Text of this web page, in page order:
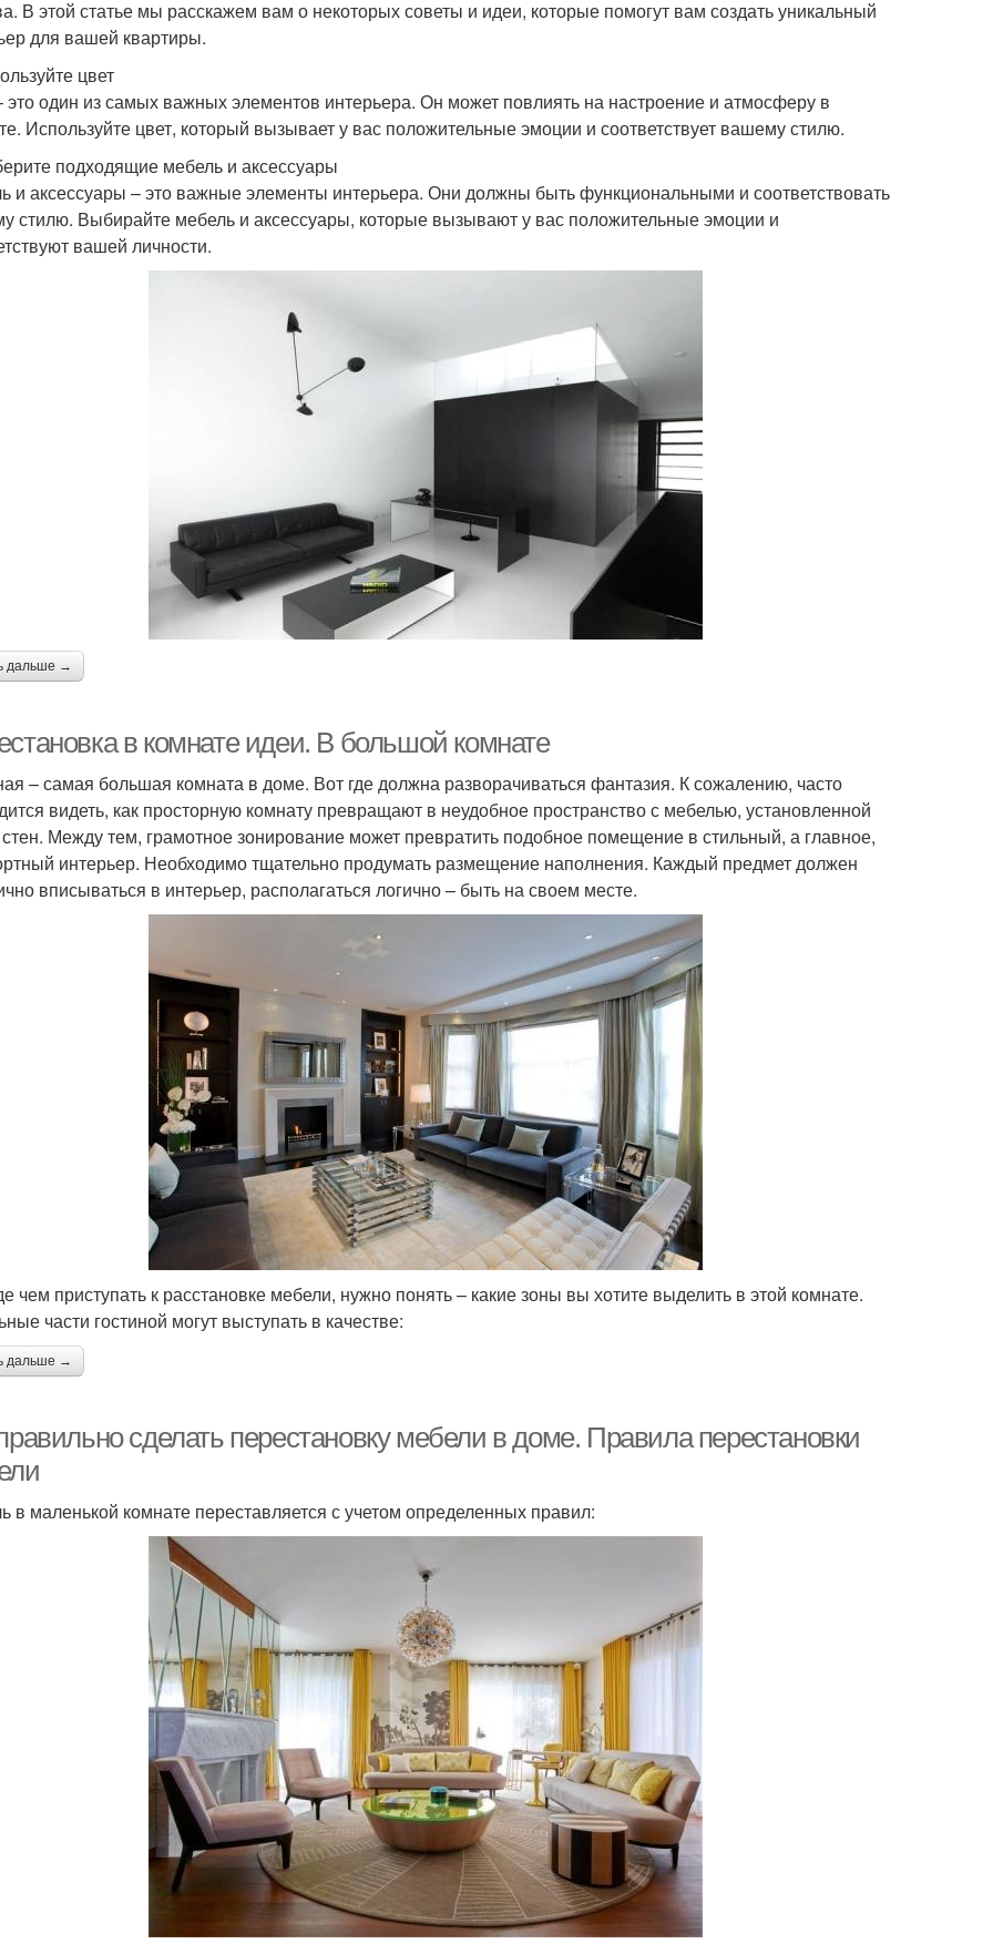
В этой статье мы расскажем вам о некоторых советы и идеи, которые помогут вам создать уникальный
для вашей квартиры.
цвет
это один из самых важных элементов интерьера. Он может повлиять на настроение и атмосферу в
Используйте цвет, который вызывает у вас положительные эмоции и соответствует вашему стилю.
подходящие мебель и аксессуары
и аксессуары – это важные элементы интерьера. Они должны быть функциональными и соответствовать
стилю. Выбирайте мебель и аксессуары, которые вызывают у вас положительные эмоции и
вашей личности.
дальше →
в комнате идеи. В большой комнате
– самая большая комната в доме. Вот где должна разворачиваться фантазия. К сожалению, часто
видеть, как просторную комнату превращают в неудобное пространство с мебелью, установленной
Между тем, грамотное зонирование может превратить подобное помещение в стильный, а главное,
интерьер. Необходимо тщательно продумать размещение наполнения. Каждый предмет должен
вписываться в интерьер, располагаться логично – быть на своем месте.
чем приступать к расстановке мебели, нужно понять – какие зоны вы хотите выделить в этой комнате.
части гостиной могут выступать в качестве:
дальше →
сделать перестановку мебели в доме. Правила перестановки
в маленькой комнате переставляется с учетом определенных правил: